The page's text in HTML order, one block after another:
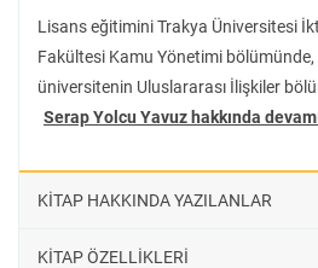
Lisans eğitimini Trakya Üniversitesi
Fakültesi Kamu Yönetimi bölümünde,
üniversitenin Uluslararası İlişkiler
Serap Yolcu Yavuz hakkında
KİTAP HAKKINDA YAZILANLAR
KİTAP ÖZELLİKLERİ